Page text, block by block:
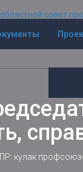
кулак